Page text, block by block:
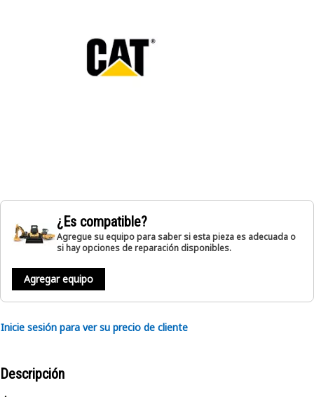
¿Es compatible?
Agregue su equipo para saber si esta pieza es adecuada o
si hay opciones de reparación disponibles.
Agregar equipo
Inicie sesión para ver su precio de cliente
Descripción